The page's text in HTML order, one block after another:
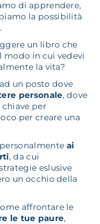
di apprendere,
la possibilità
un libro che
in cui vedevi
la vita?
un posto dove
personale, dove
per
per creare una
ai
, da cui
eslusive
un occhio della
affrontare le
le tue paure,